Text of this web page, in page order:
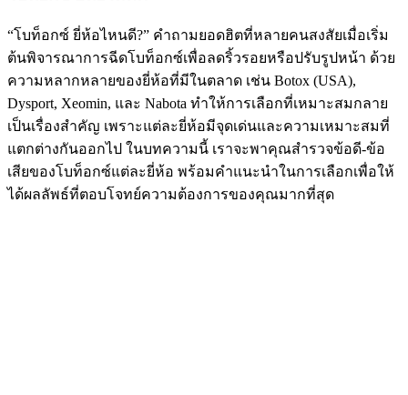
“โบท็อกซ์ ยี่ห้อไหนดี?” คำถามยอดฮิตที่หลายคนสงสัยเมื่อเริ่ม
ต้นพิจารณาการฉีดโบท็อกซ์เพื่อลดริ้วรอยหรือปรับรูปหน้า ด้วย
ความหลากหลายของยี่ห้อที่มีในตลาด เช่น Botox (USA),
Dysport, Xeomin, และ Nabota ทำให้การเลือกที่เหมาะสมกลาย
เป็นเรื่องสำคัญ เพราะแต่ละยี่ห้อมีจุดเด่นและความเหมาะสมที่
แตกต่างกันออกไป ในบทความนี้ เราจะพาคุณสำรวจข้อดี-ข้อ
เสียของโบท็อกซ์แต่ละยี่ห้อ พร้อมคำแนะนำในการเลือกเพื่อให้
ได้ผลลัพธ์ที่ตอบโจทย์ความต้องการของคุณมากที่สุด